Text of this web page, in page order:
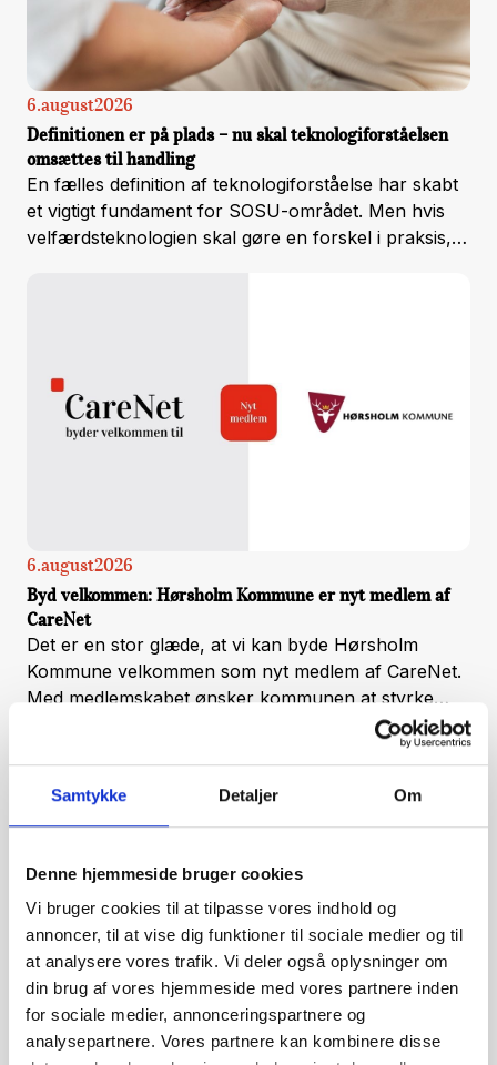
Samtykke Detaljer Om
Denne hjemmeside bruger cookies
Vi bruger cookies til at tilpasse vores indhold og
annoncer, til at vise dig funktioner til sociale medier og til
at analysere vores trafik. Vi deler også oplysninger om
din brug af vores hjemmeside med vores partnere inden
for sociale medier, annonceringspartnere og
analysepartnere. Vores partnere kan kombinere disse
6.august2026
Definitionen er på plads – nu skal teknologiforståelsen
omsættes til handling
En fælles definition af teknologiforståelse har skabt
et vigtigt fundament for SOSU-området. Men hvis
velfærdsteknologien skal gøre en forskel i praksis,
6.august2026
Byd velkommen: Hørsholm Kommune er nyt medlem af
CareNet
Det er en stor glæde, at vi kan byde Hørsholm
Kommune velkommen som nyt medlem af CareNet.
Med medlemskabet ønsker kommunen at styrke
arbejdet med velfærdsteknologi, hente ny viden og
skabe endnu bedre rammer for implementering af
24 juni2026
CareNet ønsker alle i netværket en rigtig god sommer -